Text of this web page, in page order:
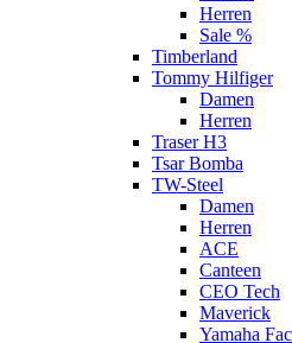
Herren
Sale %
Timberland
Tommy Hilfiger
Damen
Herren
Traser H3
Tsar Bomba
TW-Steel
Damen
Herren
ACE
Canteen
CEO Tech
Maverick
Yamaha